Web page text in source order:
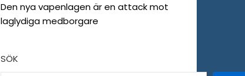
Den nya vapenlagen är en attack mot
laglydiga medborgare
SÖK